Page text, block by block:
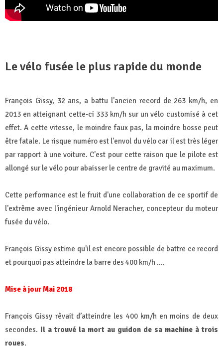
Le vélo fusée le plus rapide du monde
François Gissy, 32 ans, a battu l'ancien record de 263 km/h, en
2013 en atteignant cette-ci 333 km/h sur un vélo customisé à cet
effet. A cette vitesse, le moindre faux pas, la moindre bosse peut
être fatale. Le risque numéro est l'envol du vélo car il est très léger
par rapport à une voiture. C'est pour cette raison que le pilote est
allongé sur le vélo pour abaisser le centre de gravité au maximum.
Cette performance est le fruit d'une collaboration de ce sportif de
l'extrême avec l'ingénieur Arnold Neracher, concepteur du moteur
fusée du vélo.
François Gissy estime qu'il est encore possible de battre ce record
et pourquoi pas atteindre la barre des 400 km/h ....
Mise à jour Mai 2018
François Gissy rêvait d’atteindre les 400 km/h en moins de deux
secondes. Il a trouvé la mort au guidon de sa machine à trois
roues.